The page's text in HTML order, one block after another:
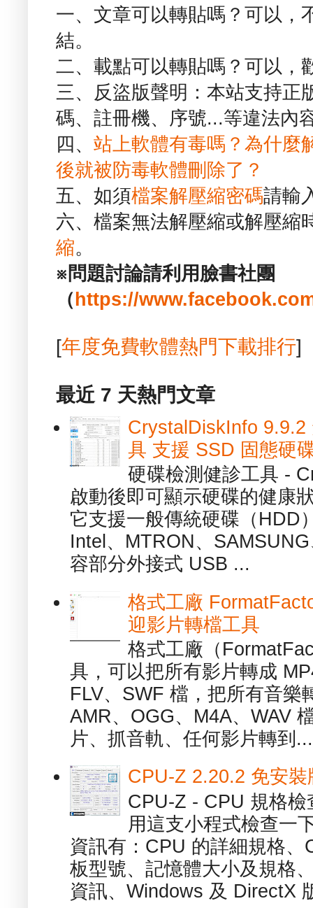
一、文章可以轉貼嗎？可以，
結。
二、載點可以轉貼嗎？可以，
三、反盜版聲明：本站支持正
碼、註冊機、序號...等違法內
四、 站上軟體有毒嗎？為什麼
後就被防毒軟體刪除了？
五、如須檔案解壓縮密碼請輸
六、檔案無法解壓縮或解壓縮
縮。
※問題討論請利用臉書社團
（ https://
[年度免費軟體熱門下載排行]
最近 7 天熱門文章
CrystalDiskInfo 9.9.2
具 支援 SSD 固態硬
硬碟檢測健診工具 -
啟動後即可顯示硬碟的健康
它支援一般傳統硬碟（HDD
Intel、MTRON、
容部分外接式 USB ...
格式工廠
迎影片轉檔工具
格式工廠（
具，可以把所有影片轉成
FLV、SWF 檔，把所有音樂
AMR、OGG、M4A、WAV
片、抓音軌、任何影片轉到...
CPU-Z 2.20.2 免安
CPU-Z - CPU 規格
用這支小程式檢查一
資訊有：CPU 的詳細規格
板型號、記憶體大小及規格
資訊、Windows 及 DirectX